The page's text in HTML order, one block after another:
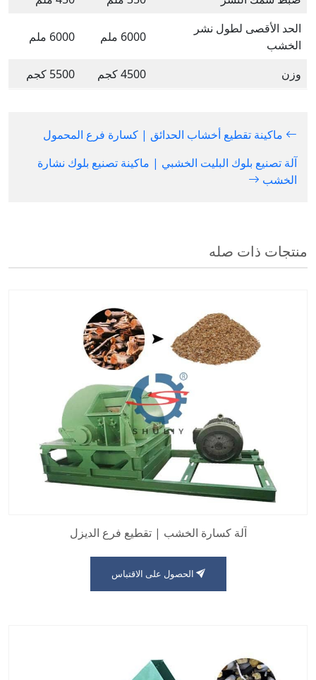
الحد الأقصى لطول نشر
الخشب
6000 ملم 6000 ملم
وزن 4500 كجم 5500 كجم
ماكينة تقطيع أخشاب الحدائق | كسارة فرع المحمول
آلة تصنيع بلوك البليت الخشبي | ماكينة تصنيع بلوك نشارة
الخشب
منتجات ذات صله
آلة كسارة الخشب | تقطيع فرع الديزل
الحصول على الاقتباس